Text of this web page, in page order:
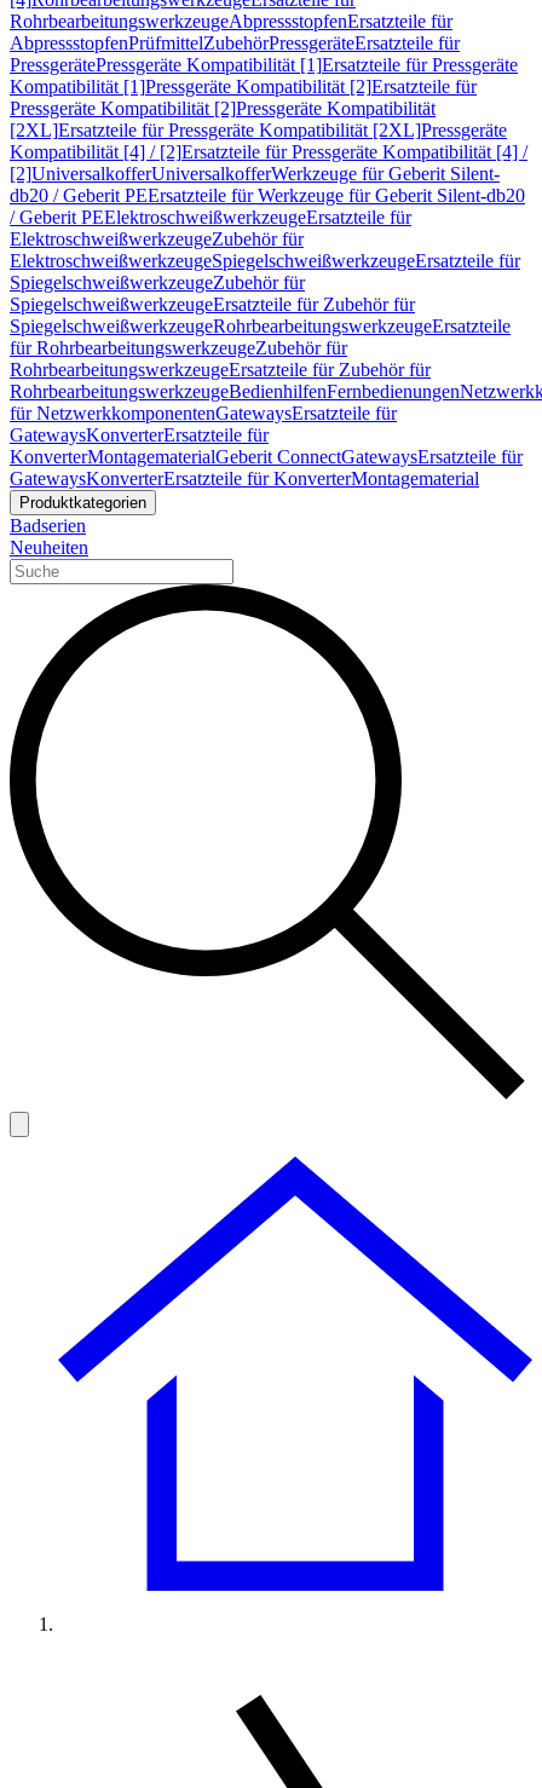
RohrbearbeitungswerkzeugeAbpressstopfenErsatzteile für
AbpressstopfenPrüfmittelZubehörPressgeräteErsatzteile für
PressgerätePressgeräte Kompatibilität [1]Ersatzteile für Pressgeräte
Kompatibilität [1]Pressgeräte Kompatibilität [2]Ersatzteile für
Pressgeräte Kompatibilität [2]Pressgeräte Kompatibilität
[2XL]Ersatzteile für Pressgeräte Kompatibilität [2XL]Pressgeräte
Kompatibilität [4] / [2]Ersatzteile für Pressgeräte Kompatibilität [4] /
[2]UniversalkofferUniversalkofferWerkzeuge für Geberit Silent-
db20 / Geberit PEErsatzteile für Werkzeuge für Geberit Silent-db20
/ Geberit PEElektroschweißwerkzeugeErsatzteile für
ElektroschweißwerkzeugeZubehör für
ElektroschweißwerkzeugeSpiegelschweißwerkzeugeErsatzteile für
SpiegelschweißwerkzeugeZubehör für
SpiegelschweißwerkzeugeErsatzteile für Zubehör für
SpiegelschweißwerkzeugeRohrbearbeitungswerkzeugeErsatzteile
für RohrbearbeitungswerkzeugeZubehör für
RohrbearbeitungswerkzeugeErsatzteile für Zubehör für
RohrbearbeitungswerkzeugeBedienhilfenFernbedienungen
für NetzwerkkomponentenGatewaysErsatzteile für
GatewaysKonverterErsatzteile für
KonverterMontagematerialGeberit ConnectGatewaysErsatzteile für
GatewaysKonverterErsatzteile für KonverterMontagematerial
Produktkategorien
Badserien
Neuheiten